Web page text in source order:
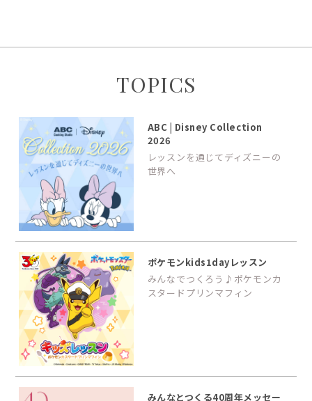
TOPICS
ABC | Disney Collection
2026
レッスンを通じてディズニーの
世界へ
ポケモンkids1dayレッスン
みんなでつくろう♪ポケモンカ
スタードプリンマフィン
みんなとつくる40周年メッセー